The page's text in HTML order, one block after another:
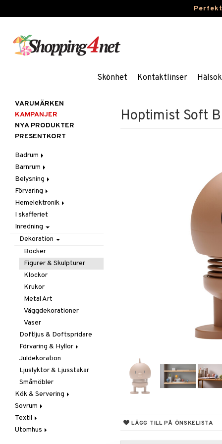
Skönhet Kontaktlinser
Hoptimist Soft
LÄGG TILL PÅ ÖNSKELISTA
VARUMÄRKEN
KAMPANJER
NYA PRODUKTER
PRESENTKORT
Badrum
Badrumsinredning
Badrumstextilier
Badrumstillbehör
Barnrum
Barnlampor
Barnmöbler
Barnrumsdekoration
Barnrumsförvaring
Barnrumstextilier
Belysning
Belysningstillbehör
Lampor
Bordslampor
Taklampor
LED-ljus
Ljuslyktor & Ljusstakar
Utomhusbelysning
Förvaring
Hängare & krokar
Hyllor
Småförvaring
Småförvaring & Korgar
Väskor
Hemelektronik
Ljud
I skafferiet
Inredning
Dekoration
Böcker
Figurer & Skulpturer
Klockor
Krukor
Metal Art
Väggdekorationer
Vaser
Doftljus & Doftspridare
Förvaring & Hyllor
Hängare & Krokar
Hyllor
Småförvaring & Korgar
Juldekoration
Ljuslyktor & Ljusstakar
Småmöbler
Kök & Servering
Baktillbehör
Barnens kök
Bestick
Sovrum
Filtar & Plädar
Prydnadskuddar
Textil
Badrumstextilier
Utomhus